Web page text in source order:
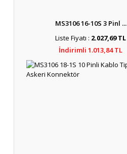
MS3106 16-10S 3 Pinl ...
Liste Fiyatı : 2.027,69 TL
İndirimli 1.013,84 TL